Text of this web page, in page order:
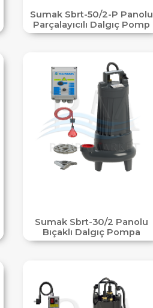
Sumak Sbrt-50/2-P Panolu
Parçalayıcılı Dalgıç Pomp
Sumak Sbrt-30/2 Panolu
Bıçaklı Dalgıç Pompa